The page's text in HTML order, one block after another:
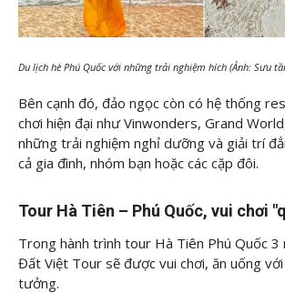
Du lịch hè Phú Quốc với những trải nghiệm hích (Ảnh: Sưu
Bên cạnh đó, đảo ngọc còn có hệ thống
chơi hiện đại như Vinwonders, Grand
những trải nghiệm nghỉ dưỡng và giải trí
cả gia đình, nhóm bạn hoặc các cặp đôi.
Tour Hà Tiên – Phú Quốc, vui chơi
Trong hành trình tour Hà Tiên Phú Quốc 3
Đất Việt Tour sẽ được vui chơi, ăn uống
tưởng.